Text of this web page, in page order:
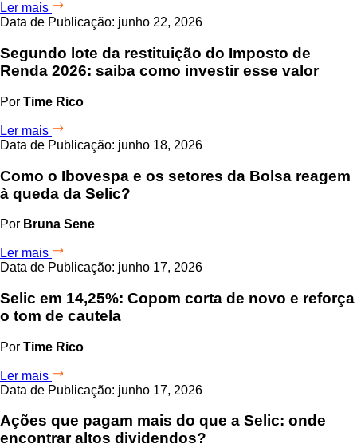
Ler mais
Data de Publicação: junho 22, 2026
Segundo lote da restituição do Imposto de
Renda 2026: saiba como investir esse valor
Por Time Rico
Ler mais
Data de Publicação: junho 18, 2026
Como o Ibovespa e os setores da Bolsa reagem
à queda da Selic?
Por Bruna Sene
Ler mais
Data de Publicação: junho 17, 2026
Selic em 14,25%: Copom corta de novo e reforça
o tom de cautela
Por Time Rico
Ler mais
Data de Publicação: junho 17, 2026
Ações que pagam mais do que a Selic: onde
encontrar altos dividendos?